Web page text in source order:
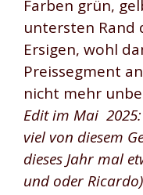
Farben grün,
untersten Rand
Ersigen, wohl
Preissegment
nicht mehr
Edit im Mai
viel von diesem
dieses Jahr mal
und oder